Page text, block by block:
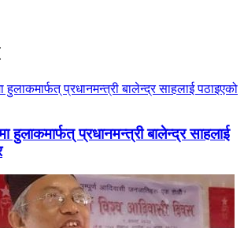
प्रधानमन्त्री बालेन्द्र साहलाई